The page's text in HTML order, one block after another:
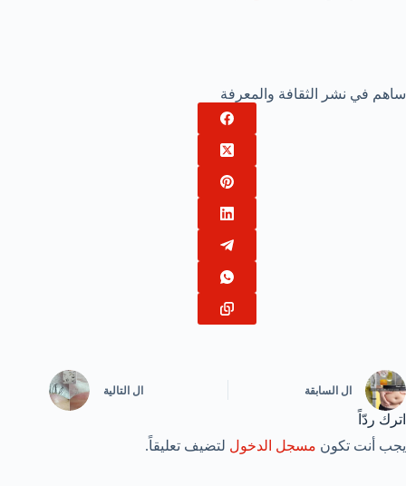
ساهم في نشر الثقافة والمعرفة
ال السابقة ال التالية
اترك ردّاً
يجب أنت تكون مسجل الدخول لتضيف تعليقاً.